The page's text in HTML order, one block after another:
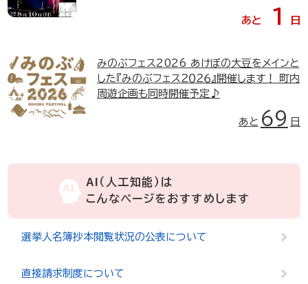
あと 1 日
みのぶフェス2026 あけぼの大豆をメインと
した『みのぶフェス２０２６』開催します！ 町内
周遊企画も同時開催予定♪
あと 69 日
AI（人工知能）は
こんなページをおすすめします
選挙人名簿抄本閲覧状況の公表について
直接請求制度について